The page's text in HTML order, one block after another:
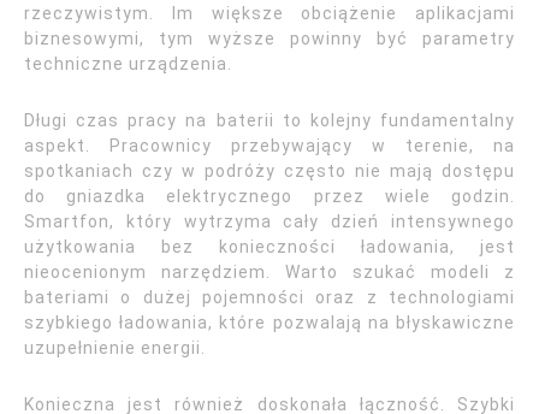
rzeczywistym. Im większe obciążenie aplikacjami
biznesowymi, tym wyższe powinny być parametry
techniczne urządzenia.
Długi czas pracy na baterii to kolejny fundamentalny
aspekt. Pracownicy przebywający w terenie, na
spotkaniach czy w podróży często nie mają dostępu
do gniazdka elektrycznego przez wiele godzin.
Smartfon, który wytrzyma cały dzień intensywnego
użytkowania bez konieczności ładowania, jest
nieocenionym narzędziem. Warto szukać modeli z
bateriami o dużej pojemności oraz z technologiami
szybkiego ładowania, które pozwalają na błyskawiczne
uzupełnienie energii.
Konieczna jest również doskonała łączność. Szybki